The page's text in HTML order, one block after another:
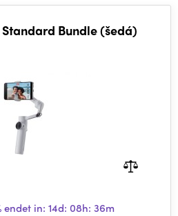
Bundle (šedá)
endet in: 14d: 08h: 36m